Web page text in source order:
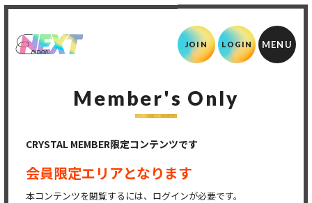
JOIN LOGIN
Member's Only
CRYSTAL MEMBER限定コンテンツです
会員限定エリアとなります
本コンテンツを閲覧するには、ログインが必要です。